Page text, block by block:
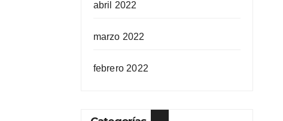
abril 2022
marzo 2022
febrero 2022